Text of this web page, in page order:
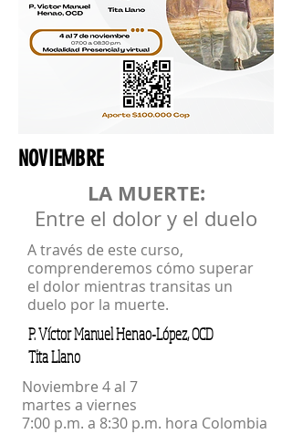
NOVIEMBRE
LA MUERTE:
Entre el dolor y el duelo
A través de este curso,
comprenderemos cómo superar
el dolor mientras transitas un
duelo por la muerte.
P. Víctor Manuel Henao-López, OCD
Tita Llano
Noviembre 4 al 7
martes a viernes
7:00 p.m. a 8:30 p.m. hora Colombia